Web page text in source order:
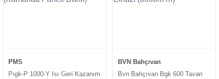
PMS
Pıgk-P 1000-Y Isı Geri Kazanım
BVN Bahçıvan
Bvn Bahçıvan Bgk 600 Tavan